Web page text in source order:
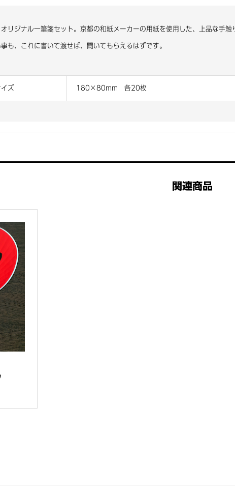
リジナル一筆箋セット。京都の和紙メーカーの用紙を使用した、上品な手
も、これに書いて渡せば、聞いてもらえるはずです。
イズ 180×80mm 各20枚
関連商品